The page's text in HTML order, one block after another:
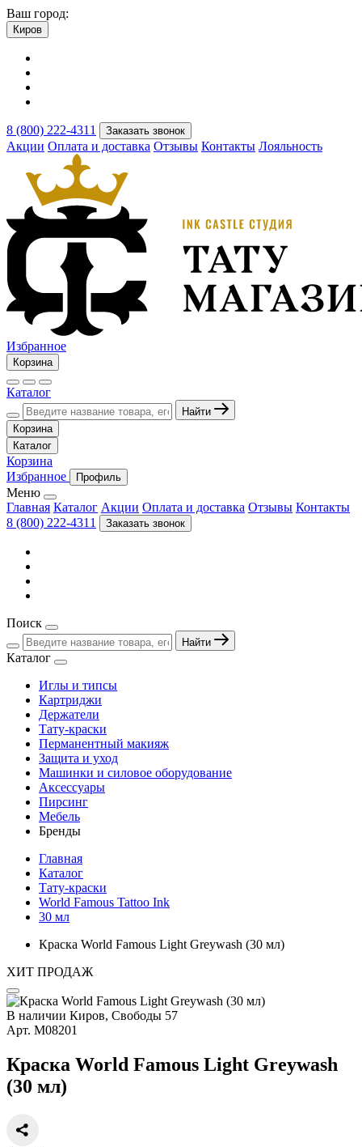
Ваш город:
Киров
8 (800) 222-4311 Заказать звонок
Акции Оплата и доставка Отзывы Контакты Лояльность
Избранное
Корзина
Каталог
Найти
Корзина
Каталог
Корзина
Избранное
Профиль
Меню
Главная Каталог Акции Оплата и доставка Отзывы Контакты
8 (800) 222-4311
Заказать звонок
Поиск
Найти
Каталог
Иглы и типсы
Картриджи
Держатели
Тату-краски
Перманентный макияж
Защита и уход
Машинки и силовое оборудование
Аксессуары
Пирсинг
Мебель
Бренды
Главная
Каталог
Тату-краски
World Famous Tattoo Ink
30 мл
Краска World Famous Light Greywash (30 мл)
ХИТ ПРОДАЖ
В наличии Киров, Свободы 57
Арт. М08201
Краска World Famous Light Greywash
(30 мл)